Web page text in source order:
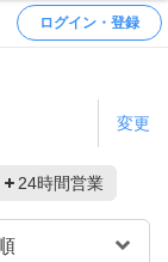
ログイン・登録
変更
24時間営業